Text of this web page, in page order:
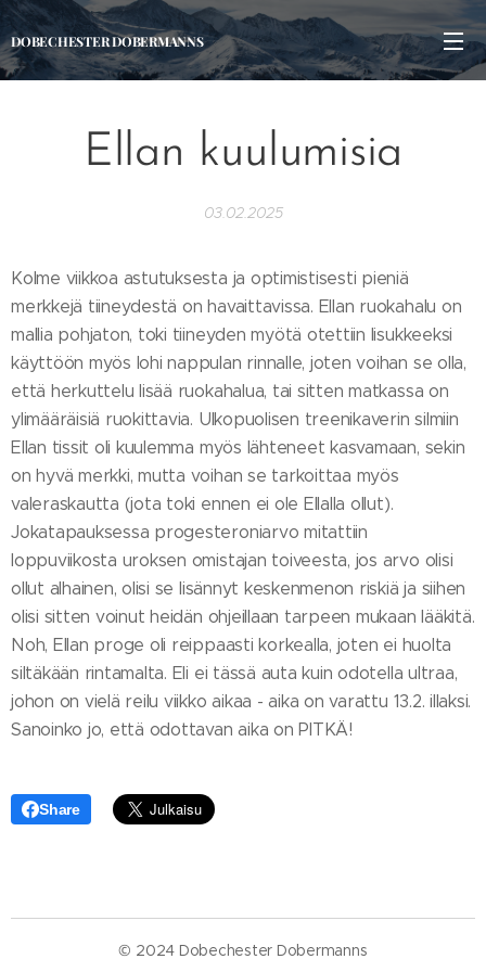
DOBECHESTER DOBERMANNS
Ellan kuulumisia
03.02.2025
Kolme viikkoa astutuksesta ja optimistisesti pieniä
merkkejä tiineydestä on havaittavissa. Ellan ruokahalu on
mallia pohjaton, toki tiineyden myötä otettiin lisukkeeksi
käyttöön myös lohi nappulan rinnalle, joten voihan se olla,
että herkuttelu lisää ruokahalua, tai sitten matkassa on
ylimääräisiä ruokittavia. Ulkopuolisen treenikaverin silmiin
Ellan tissit oli kuulemma myös lähteneet kasvamaan, sekin
on hyvä merkki, mutta voihan se tarkoittaa myös
valeraskautta (jota toki ennen ei ole Ellalla ollut).
Jokatapauksessa progesteroniarvo mitattiin
loppuviikosta uroksen omistajan toiveesta, jos arvo olisi
ollut alhainen, olisi se lisännyt keskenmenon riskiä ja siihen
olisi sitten voinut heidän ohjeillaan tarpeen mukaan lääkitä.
Noh, Ellan proge oli reippaasti korkealla, joten ei huolta
siltäkään rintamalta. Eli ei tässä auta kuin odotella ultraa,
johon on vielä reilu viikko aikaa - aika on varattu 13.2. illaksi.
Sanoinko jo, että odottavan aika on PITKÄ!
Share
© 2024 Dobechester Dobermanns